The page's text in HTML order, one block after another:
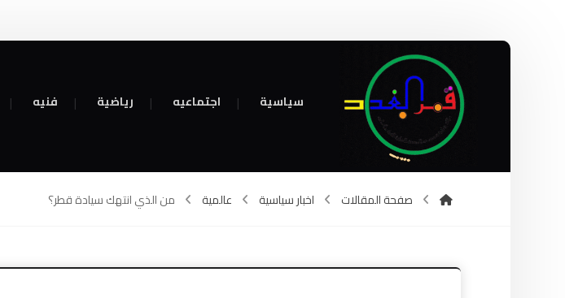
سياسية اجتماعيه رياضية فنيه
صفحة المقالات اخبار سياسية عالمية من الذي انتهك سيادة قطر؟